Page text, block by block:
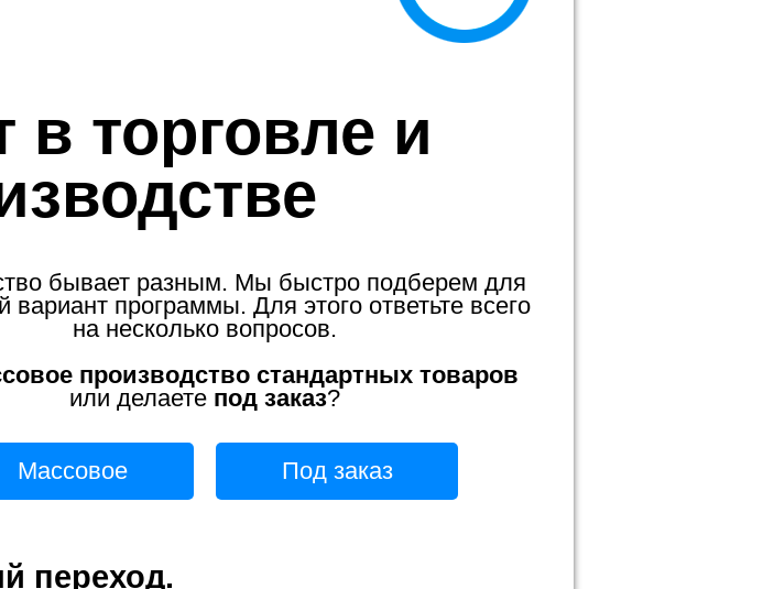
в торговле и
бывает разным. Мы быстро подберем для
вариант программы. Для этого ответьте всего
на несколько вопросов.
производство стандартных товаров
или делаете под заказ?
Массовое Под заказ
переход.